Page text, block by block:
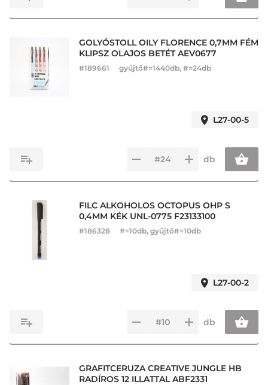
GOLYÓSTOLL OILY FLORENCE 0,7MM FÉM
KLIPSZ OLAJOS BETÉT AEV0677
#189661 gyűjtő#=1440db, #=24db
L27-00-5
db
FILC ALKOHOLOS OCTOPUS OHP S
0,4MM KÉK UNL-0775 F23133100
#186328 #=10db, gyűjtő#=10db
L27-00-2
db
GRAFITCERUZA CREATIVE JUNGLE HB
RADÍROS 12 ILLATTAL ABF2331